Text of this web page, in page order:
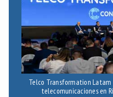
Telco Transformation Latam
telecomunicaciones en